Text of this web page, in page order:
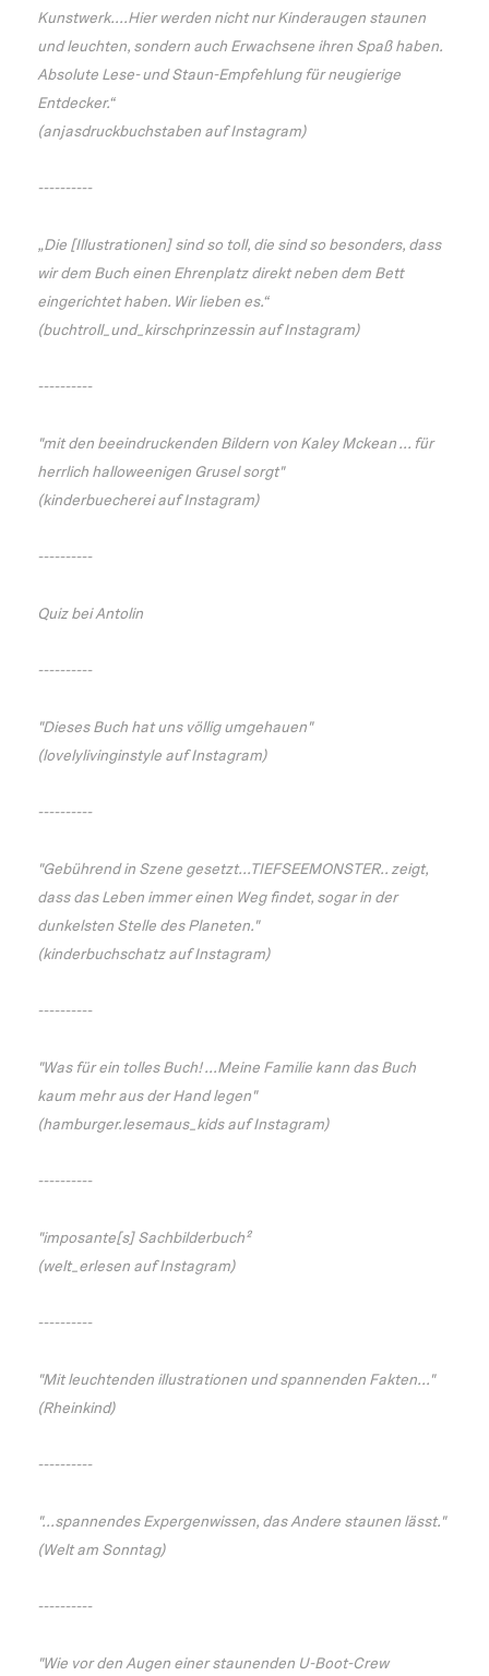
Kunstwerk....Hier werden nicht nur Kinderaugen staunen
und leuchten, sondern auch Erwachsene ihren Spaß haben.
Absolute Lese- und Staun-Empfehlung für neugierige
Entdecker.“
(anjasdruckbuchstaben auf Instagram)
----------
„Die [Illustrationen] sind so toll, die sind so besonders, dass
wir dem Buch einen Ehrenplatz direkt neben dem Bett
eingerichtet haben. Wir lieben es.“
(buchtroll_und_kirschprinzessin auf Instagram)
----------
"mit den beeindruckenden Bildern von Kaley Mckean ... für
herrlich halloweenigen Grusel sorgt"
(kinderbuecherei auf Instagram)
----------
Quiz bei Antolin
----------
"Dieses Buch hat uns völlig umgehauen"
(lovelylivinginstyle auf Instagram)
----------
"Gebührend in Szene gesetzt...TIEFSEEMONSTER.. zeigt,
dass das Leben immer einen Weg findet, sogar in der
dunkelsten Stelle des Planeten."
(kinderbuchschatz auf Instagram)
----------
"Was für ein tolles Buch! ...Meine Familie kann das Buch
kaum mehr aus der Hand legen"
(hamburger.lesemaus_kids auf Instagram)
----------
"imposante[s] Sachbilderbuch²
(welt_erlesen auf Instagram)
----------
"Mit leuchtenden illustrationen und spannenden Fakten..."
(Rheinkind)
----------
"...spannendes Expergenwissen, das Andere staunen lässt."
(Welt am Sonntag)
----------
"Wie vor den Augen einer staunenden U-Boot-Crew